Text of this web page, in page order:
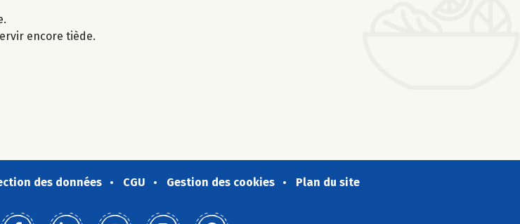
encore tiède.
des données CGU Gestion des cookies Plan du site